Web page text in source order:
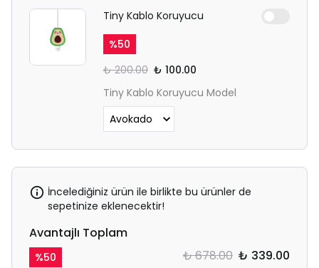
Tiny Kablo Koruyucu
%50
₺ 200.00 ₺ 100.00
Tiny Kablo Koruyucu Model
İncelediğiniz ürün ile birlikte bu ürünler de
sepetinize eklenecektir!
Avantajlı Toplam
%50 ₺ 678.00 ₺ 339.00